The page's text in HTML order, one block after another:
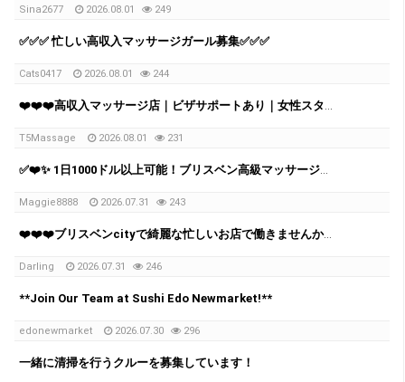
Sina2677 2026.08.01 249
✅✅✅ 忙しい高収入マッサージガール募集✅✅✅
Cats0417 2026.08.01 244
❤️❤️❤️高収入マッサージ店｜ビザサポートあり｜女性スタッフ募集 ❤️❤️❤️
T5Massage 2026.08.01 231
✅❤️✨ 1日1000ドル以上可能！ブリスベン高級マッサージチェーン スタッフ募集中 ✨✅❤️
Maggie8888 2026.07.31 243
❤️❤️❤️ブリスベンcityで綺麗な忙しいお店で働きませんか？ マッサージ店では1日 $1000-$2000 + per day
Darling 2026.07.31 246
**Join Our Team at Sushi Edo Newmarket!**
edonewmarket 2026.07.30 296
一緒に清掃を行うクルーを募集しています！